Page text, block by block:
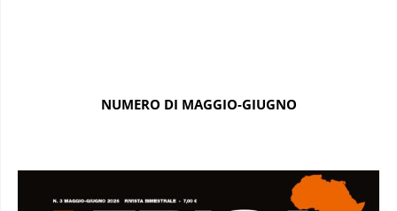
NUMERO DI MAGGIO-GIUGNO